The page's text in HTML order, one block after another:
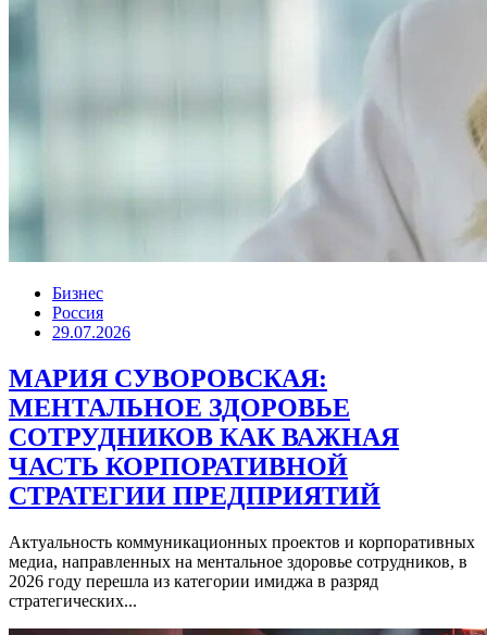
Бизнес
Россия
29.07.2026
МАРИЯ СУВОРОВСКАЯ:
МЕНТАЛЬНОЕ ЗДОРОВЬЕ
СОТРУДНИКОВ КАК ВАЖНАЯ
ЧАСТЬ КОРПОРАТИВНОЙ
СТРАТЕГИИ ПРЕДПРИЯТИЙ
Актуальность коммуникационных проектов и корпоративных
медиа, направленных на ментальное здоровье сотрудников, в
2026 году перешла из категории имиджа в разряд
стратегических...